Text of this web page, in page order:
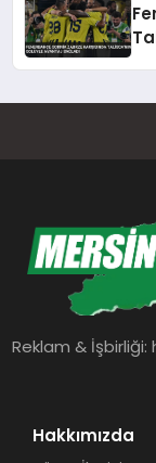
Reklam & İşbirliği:
Hakkımızda